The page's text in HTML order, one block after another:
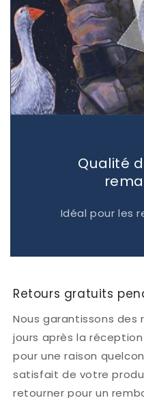
Qualité
Idéal pour les
Retours gratuits
Nous garantissons
jours après la
pour une raison
satisfait de votre
retourner pour un